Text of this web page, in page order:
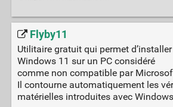
Flyby11
Utilitaire gratuit qui permet d’installer
Windows 11 sur un PC considéré
comme non compatible par
Il contourne automatiquement les
matérielles introduites avec